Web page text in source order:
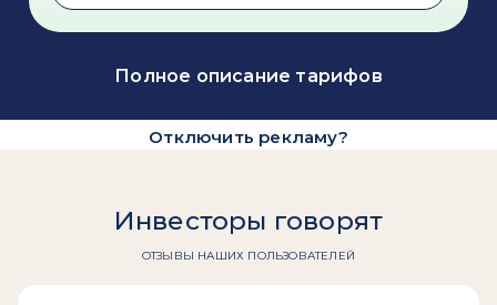
Полное описание тарифов
Отключить рекламу?
Инвесторы говорят
ОТЗЫВЫ НАШИХ ПОЛЬЗОВАТЕЛЕЙ